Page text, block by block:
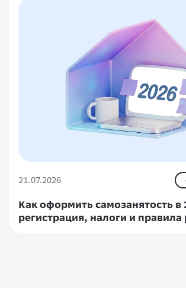
21.07.2026
Как оформить самозанятость в
регистрация, налоги и правила